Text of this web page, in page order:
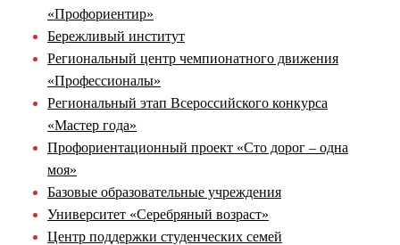
«Профориентир»
Бережливый институт
Региональный центр чемпионатного движения
«Профессионалы»
Региональный этап Всероссийского конкурса
«Мастер года»
Профориентационный проект «Сто дорог – одна
моя»
Базовые образовательные учреждения
Университет «Серебряный возраст»
Центр поддержки студенческих семей